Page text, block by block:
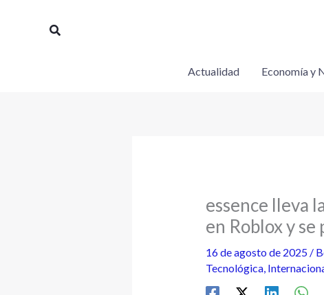
Buscar
Actualidad Economía y
essence lleva
en Roblox y
16 de agosto de 2025 /
Tecnológica,